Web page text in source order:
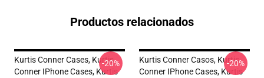
Productos relacionados
Kurtis Conner Cases, Kurtis
Conner IPhone Cases, Kurtis
-20%
Kurtis Conner Casos, Kurtis
Conner IPhone Cases, Kurtis
-20%